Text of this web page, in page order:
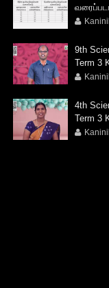
9th
Term 3
4th
Term 3